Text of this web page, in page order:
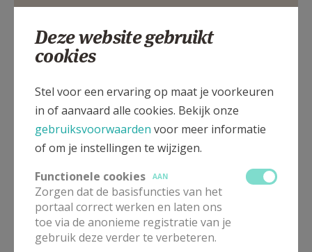
Meer
Artikel
Deel dit artikel
Deze website gebruikt
cookies
Stel voor een ervaring op maat je voorkeuren
in of aanvaard alle cookies. Bekijk onze
gebruiksvoorwaarden voor meer informatie
of om je instellingen te wijzigen.
Functionele cookies
AAN
Zorgen dat de basisfuncties van het
portaal correct werken en laten ons
toe via de anonieme registratie van je
gebruik deze verder te verbeteren.